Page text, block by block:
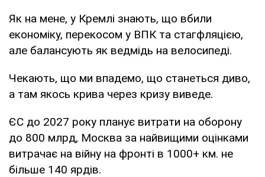
Як на мене, у Кремлі знають, що вбили
економіку, перекосом у ВПК та стагфляцією,
але балансують як ведмідь на велосипеді.
Чекають, що ми впадемо, що станеться диво,
а там якось крива через кризу виведе.
ЄС до 2027 року планує витрати на оборону
до 800 млрд, Москва за найвищими оцінками
витрачає на війну на фронті в 1000+ км. не
більше 140 ярдів.